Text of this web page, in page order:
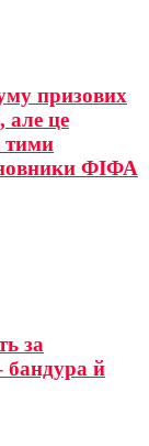
призових
але це
тими
ФІФА
за
бандура й